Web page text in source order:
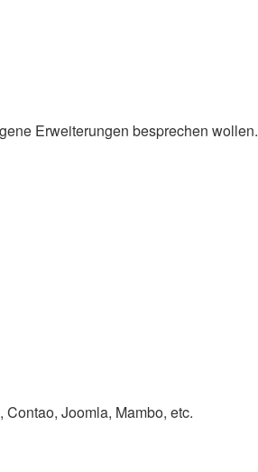
Erweiterungen besprechen wollen.
Joomla, Mambo, etc.